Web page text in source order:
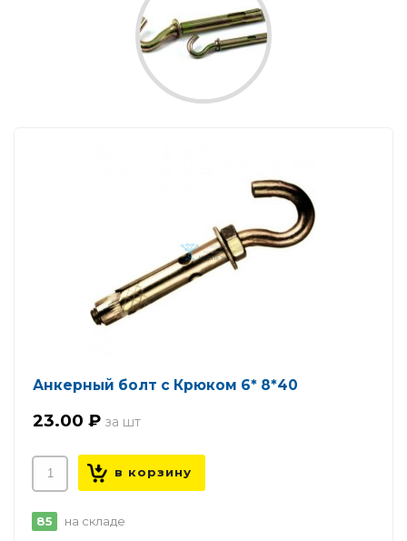
Анкерный болт с Крюком 6* 8*40
23.00 ₽
85 на складе